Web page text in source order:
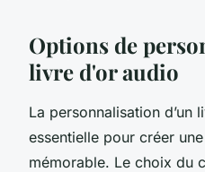
Options de
livre d'or audio
La personnalisation d’un
essentielle pour créer
mémorable. Le choix du